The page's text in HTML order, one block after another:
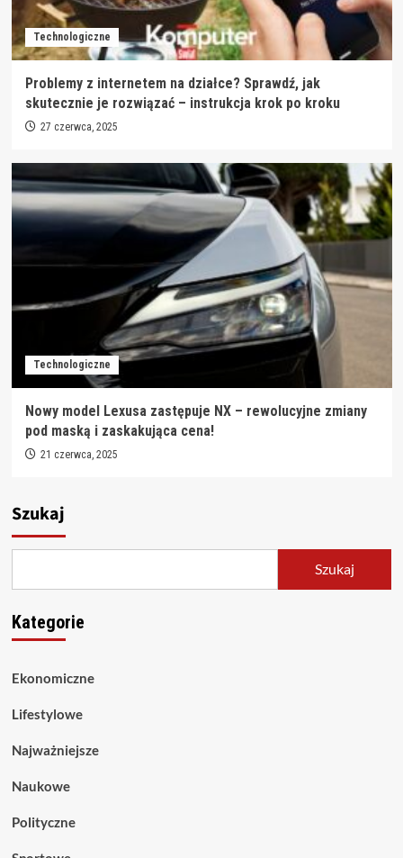
Technologiczne
Problemy z internetem na działce? Sprawdź, jak
skutecznie je rozwiązać – instrukcja krok po kroku
27 czerwca, 2025
Technologiczne
Nowy model Lexusa zastępuje NX – rewolucyjne zmiany
pod maską i zaskakująca cena!
21 czerwca, 2025
Szukaj
Szukaj
Kategorie
Ekonomiczne
Lifestylowe
Najważniejsze
Naukowe
Polityczne